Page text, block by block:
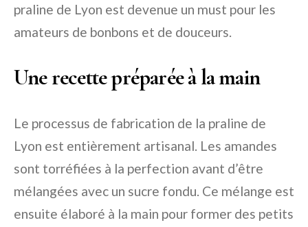
praline de Lyon est devenue un must pour les
amateurs de bonbons et de douceurs.
Une recette préparée à la main
Le processus de fabrication de la praline de
Lyon est entièrement artisanal. Les amandes
sont torréfiées à la perfection avant d’être
mélangées avec un sucre fondu. Ce mélange est
ensuite élaboré à la main pour former des petits